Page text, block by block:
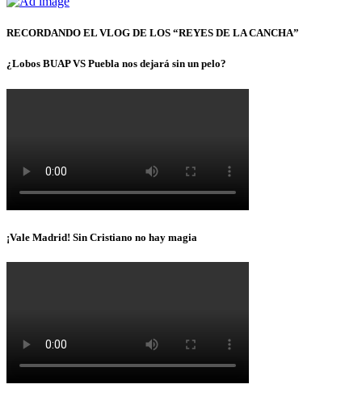
RECORDANDO EL VLOG DE LOS “REYES DE LA CANCHA”
¿Lobos BUAP VS Puebla nos dejará sin un pelo?
¡Vale Madrid! Sin Cristiano no hay magia